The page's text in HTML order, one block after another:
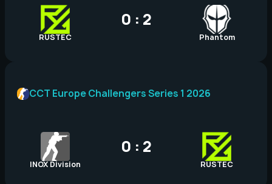
RUSTEC
0 : 2
Phantom
INOX Division
0 : 2
RUSTEC
CCT Europe Challengers Series 1 2026